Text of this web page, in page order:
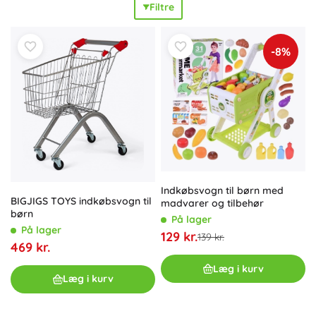
realistiske oplevelse
Konstruktion i plast, metal eller træ er let at vedligeholde
og klar til
daglig leg. Indkøbskurve og -vogne til børn
understøtterudvikling af fin- og grovmotorik, læring af
samarbejdeog de første skridt modøkonomisk forståelse
ved at tælle og sortere varer. De supplerer butiklegen
perfekt sammen med legekasseapparat, lege-madvarer,
hylder til varer og andre butiksaccessories, så legen bliver
realistiskog sjov som muligt. Ideelle til legeområder,
børnehaver og rollelege derhjemme.
Filtre
BIGJIGS TOYS indkøbsvogn til
børn
På lager
469 kr.
Læg i kurv
-8%
Indkøbsvogn til børn med
madvarer og tilbehør
På lager
129 kr.139 kr.
Læg i kurv